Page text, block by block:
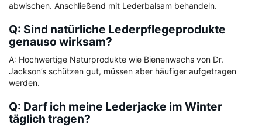
abwischen. Anschließend mit Lederbalsam behandeln.
Q: Sind natürliche Lederpflegeprodukte
genauso wirksam?
A: Hochwertige Naturprodukte wie Bienenwachs von Dr.
Jackson’s schützen gut, müssen aber häufiger aufgetragen
werden.
Q: Darf ich meine Lederjacke im Winter
täglich tragen?